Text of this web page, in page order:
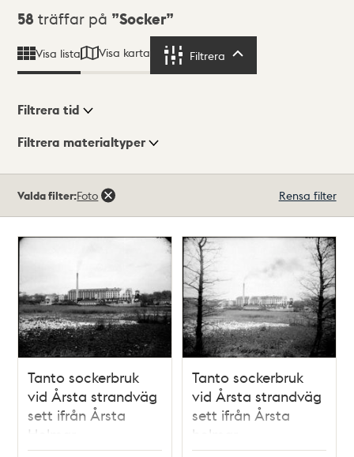
Sökresultat
58 träffar på Socker
Visa lista Visa karta Filtrera
Visningsläge
Filtrera tid
Filtrera materialtyper
träffar
Valda filter:Foto Rensa filter
Tanto sockerbruk
vid Årsta strandväg
sett ifrån Årsta
Holmar
Tanto sockerbruk
vid Årsta strandväg
sett ifrån Årsta
holmar